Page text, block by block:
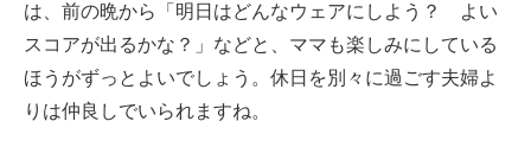
は、前の晩から「明日はどんなウェアにしよう？ よい
スコアが出るかな？」などと、ママも楽しみにしている
ほうがずっとよいでしょう。休日を別々に過ごす夫婦よ
りは仲良しでいられますね。